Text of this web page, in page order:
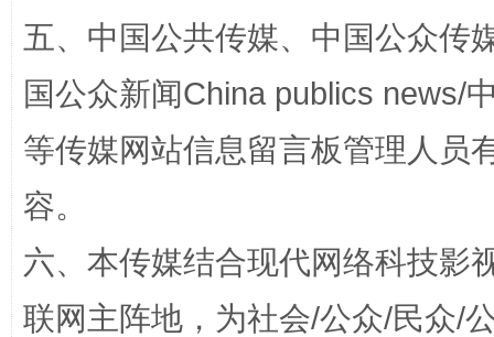
五、中国公共传媒、中国公众传
国公众新闻China publics news/
等传媒网站信息留言板管理人员
容。
六、本传媒结合现代网络科技影
联网主阵地，为社会/公众/民众/